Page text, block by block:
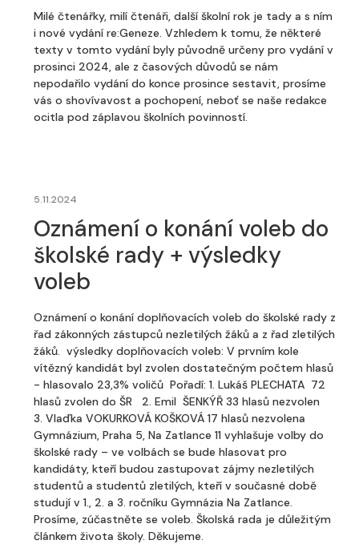
Milé čtenářky, milí čtenáři, další školní rok je tady a s ním
i nové vydání re:Geneze. Vzhledem k tomu, že některé
texty v tomto vydání byly původně určeny pro vydání v
prosinci 2024, ale z časových důvodů se nám
nepodařilo vydání do konce prosince sestavit, prosíme
vás o shovívavost a pochopení, neboť se naše redakce
ocitla pod záplavou školních povinností.
5.11.2024
Oznámení o konání voleb do
školské rady + výsledky
voleb
Oznámení o konání doplňovacích voleb do školské rady z
řad zákonných zástupců nezletilých žáků a z řad zletilých
žáků. výsledky doplňovacích voleb: V prvním kole
vítězný kandidát byl zvolen dostatečným počtem hlasů
- hlasovalo 23,3% voličů Pořadí: 1. Lukáš PLECHATA 72
hlasů zvolen do ŠR 2. Emil ŠENKÝŘ 33 hlasů nezvolen
3. Vlaďka VOKURKOVÁ KOŠKOVÁ 17 hlasů nezvolena
Gymnázium, Praha 5, Na Zatlance 11 vyhlašuje volby do
školské rady – ve volbách se bude hlasovat pro
kandidáty, kteří budou zastupovat zájmy nezletilých
studentů a studentů zletilých, kteří v současné době
studují v 1., 2. a 3. ročníku Gymnázia Na Zatlance.
Prosíme, zúčastněte se voleb. Školská rada je důležitým
článkem života školy. Děkujeme.